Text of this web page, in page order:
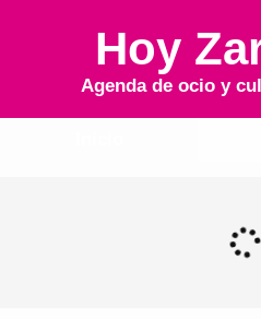
Hoy
Agenda de ocio y